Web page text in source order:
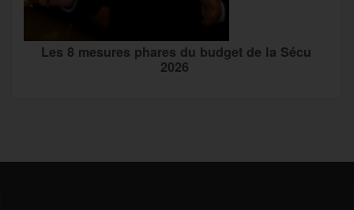
Les 8 mesures phares du budget de la Sécu
2026